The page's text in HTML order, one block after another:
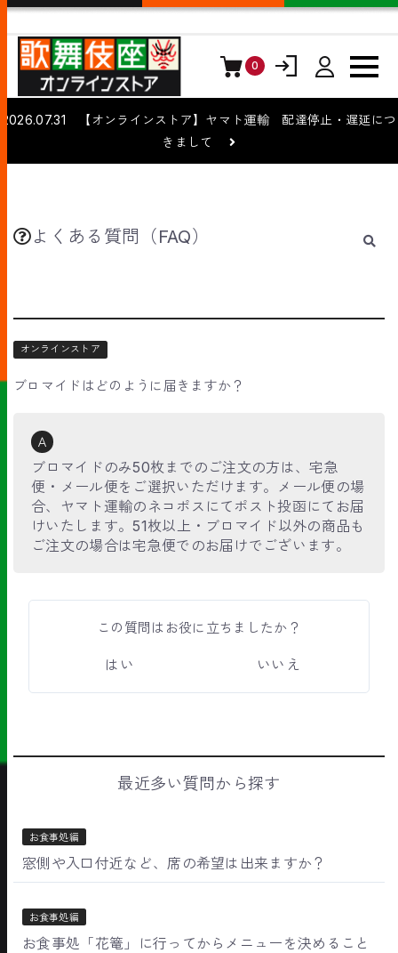
0
ログイン
2026.07.31 【オンラインストア】ヤマト運輸 配達停止・遅延につ
きまして
よくある質問（FAQ）
オンラインストア
ブロマイドはどのように届きますか？
Ａ
ブロマイドのみ50枚までのご注文の方は、宅急
便・メール便をご選択いただけます。メール便の場
合、ヤマト運輸のネコポスにてポスト投函にてお届
けいたします。51枚以上・ブロマイド以外の商品も
ご注文の場合は宅急便でのお届けでございます。
この質問はお役に立ちましたか？
はい いいえ
最近多い質問から探す
お食事処編
窓側や入口付近など、席の希望は出来ますか？
お食事処編
お食事処「花篭」に行ってからメニューを決めること